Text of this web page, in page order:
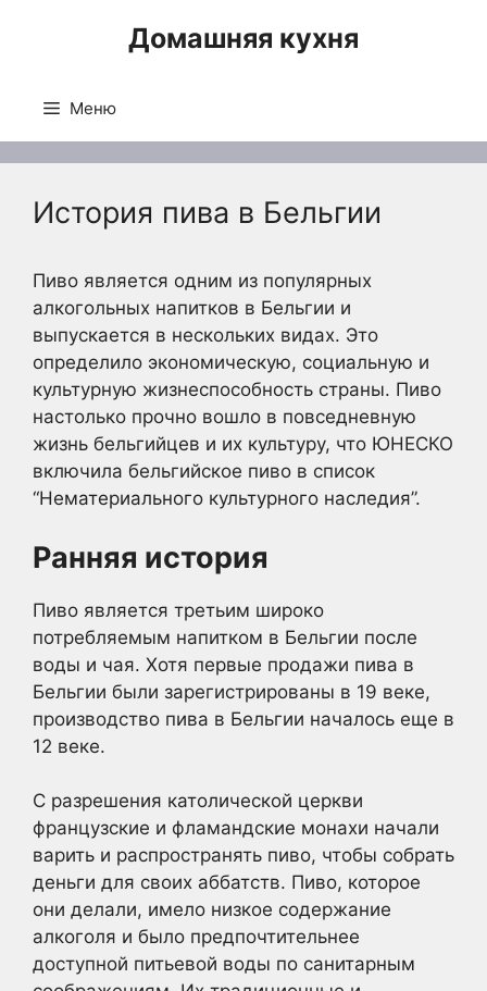
Домашняя кухня
Меню
История пива в Бельгии
Пиво является одним из популярных
алкогольных напитков в Бельгии и
выпускается в нескольких видах. Это
определило экономическую, социальную и
культурную жизнеспособность страны. Пиво
настолько прочно вошло в повседневную
жизнь бельгийцев и их культуру, что ЮНЕСКО
включила бельгийское пиво в список
“Нематериального культурного наследия”.
Ранняя история
Пиво является третьим широко
потребляемым напитком в Бельгии после
воды и чая. Хотя первые продажи пива в
Бельгии были зарегистрированы в 19 веке,
производство пива в Бельгии началось еще в
12 веке.
С разрешения католической церкви
французские и фламандские монахи начали
варить и распространять пиво, чтобы собрать
деньги для своих аббатств. Пиво, которое
они делали, имело низкое содержание
алкоголя и было предпочтительнее
доступной питьевой воды по санитарным